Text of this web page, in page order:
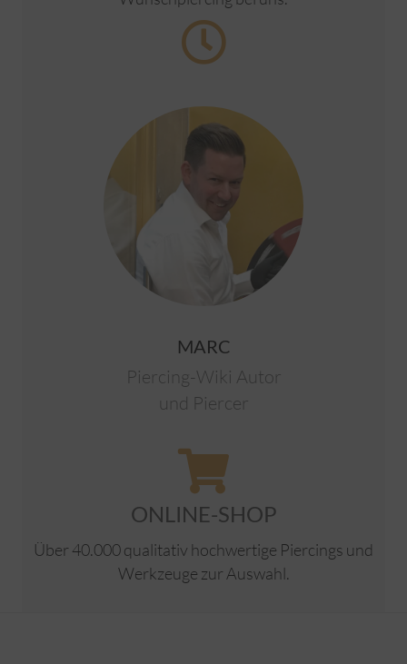
MARC
Piercing-Wiki Autor
und Piercer
ONLINE-SHOP
Über 40.000 qualitativ hochwertige Piercings und
Werkzeuge zur Auswahl.